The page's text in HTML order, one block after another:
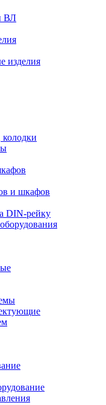
ВЛ
изделия
и шкафов
DIN-рейку